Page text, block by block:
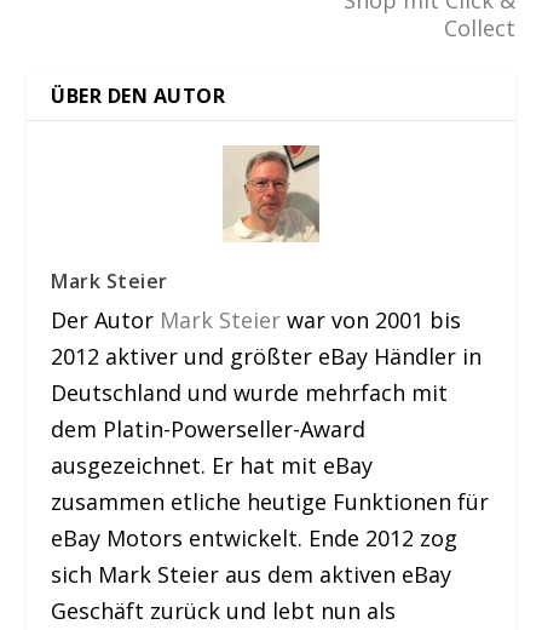
Collect
ÜBER DEN AUTOR
Mark Steier
Der Autor Mark Steier war von 2001 bis
2012 aktiver und größter eBay Händler in
Deutschland und wurde mehrfach mit
dem Platin-Powerseller-Award
ausgezeichnet. Er hat mit eBay
zusammen etliche heutige Funktionen für
eBay Motors entwickelt. Ende 2012 zog
sich Mark Steier aus dem aktiven eBay
Geschäft zurück und lebt nun als